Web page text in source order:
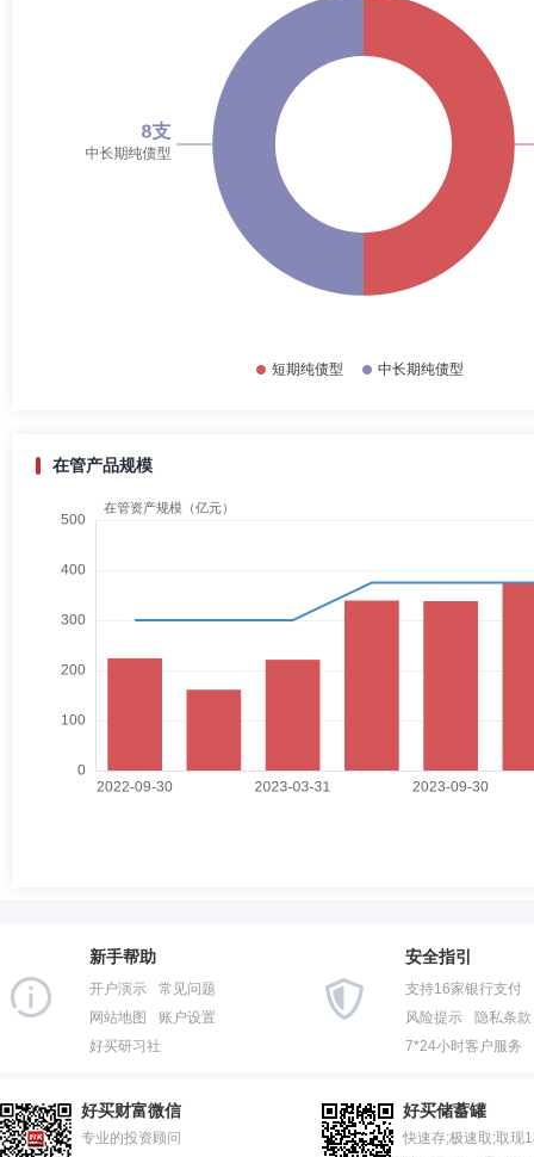
在管产品规模
新手帮助
开户演示
常见问题
网站地图
账户设置
好买研习社
安全指引
支持16家银行支付
风险提示
隐私条款
7*24小时客户服务
好买财富微信
专业的投资顾问
好买储蓄罐
快速存;极速取;取现